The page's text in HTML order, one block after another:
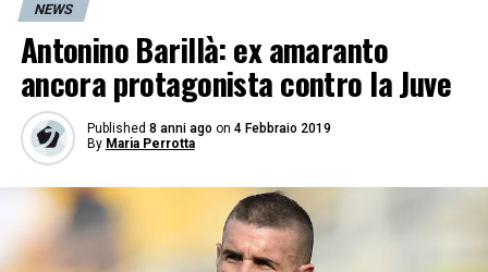
NEWS
Antonino Barillà: ex amaranto
ancora protagonista contro la Juve
Published 8 anni ago on 4 Febbraio 2019
By Maria Perrotta